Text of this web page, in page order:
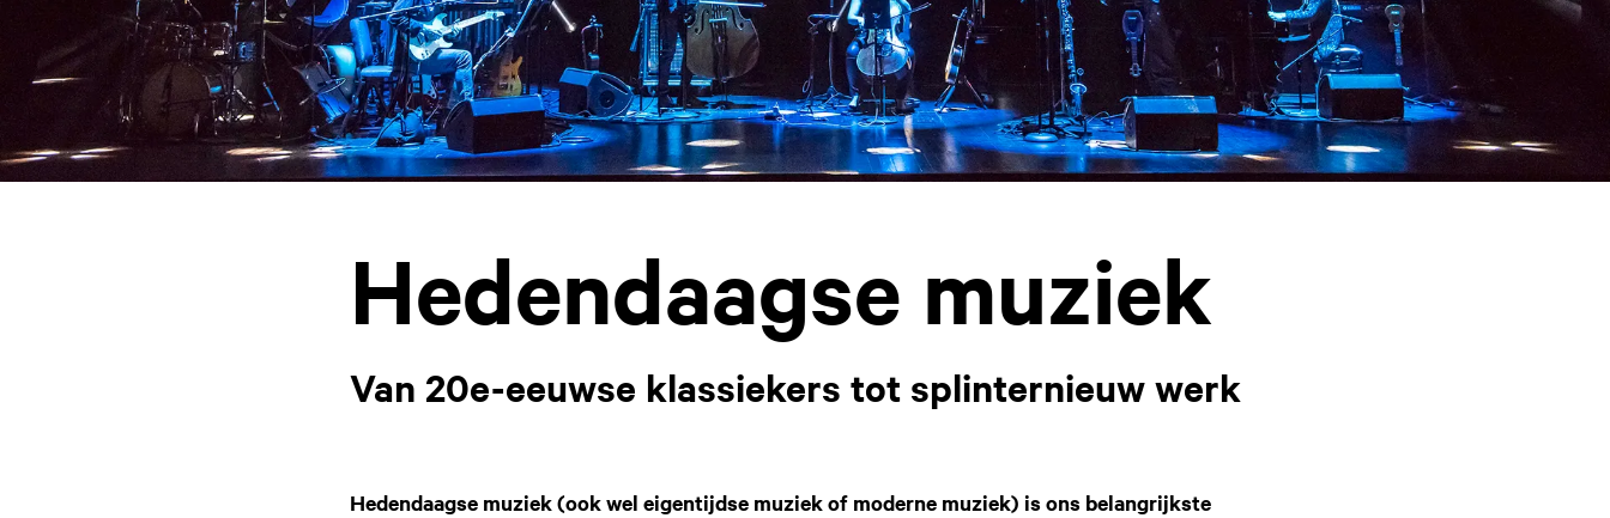
Hedendaagse muziek
Van 20e-eeuwse klassiekers tot splinternieuw werk
Hedendaagse muziek (ook wel eigentijdse muziek of moderne muziek) is ons belangrijkste